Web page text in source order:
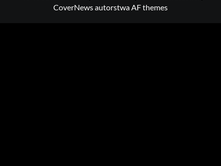
CoverNewsautorstwa AF themes